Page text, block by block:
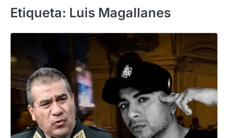
Etiqueta: Luis Magallanes